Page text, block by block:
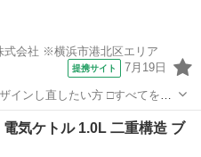
式会社 ※横浜市港北区エリア
提携サイト 7月19日
新しい景色の中で、ゆっくりと
言える、もう一つの居場所が
電気ケトル 1.0L 二重構造 ブ